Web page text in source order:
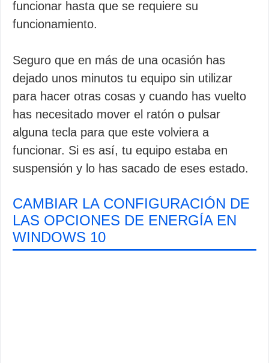
funcionar hasta que se requiere su
funcionamiento.
Seguro que en más de una ocasión has
dejado unos minutos tu equipo sin utilizar
para hacer otras cosas y cuando has vuelto
has necesitado mover el ratón o pulsar
alguna tecla para que este volviera a
funcionar. Si es así, tu equipo estaba en
suspensión y lo has sacado de eses estado.
CAMBIAR LA CONFIGURACIÓN DE
LAS OPCIONES DE ENERGÍA EN
WINDOWS 10